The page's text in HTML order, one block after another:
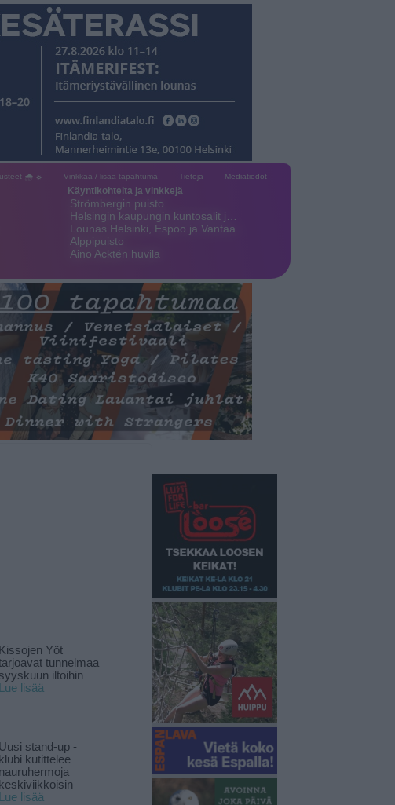
🌧 ☼ Vinkkaa / lisää tapahtuma Tietoja Mediatiedot
Käyntikohteita ja vinkkejä
Strömbergin puisto
Helsingin kaupungin kuntosalit j…
Lounas Helsinki, Espoo ja Vantaa…
Alppipuisto
Aino Acktén huvila
Kissojen Yöt
tunnelmaa
syyskuun iltoihin
Lue lisää
Uusi stand-up -
klubi kutittelee
nauruhermoja
keskiviikkoisin
Lue lisää